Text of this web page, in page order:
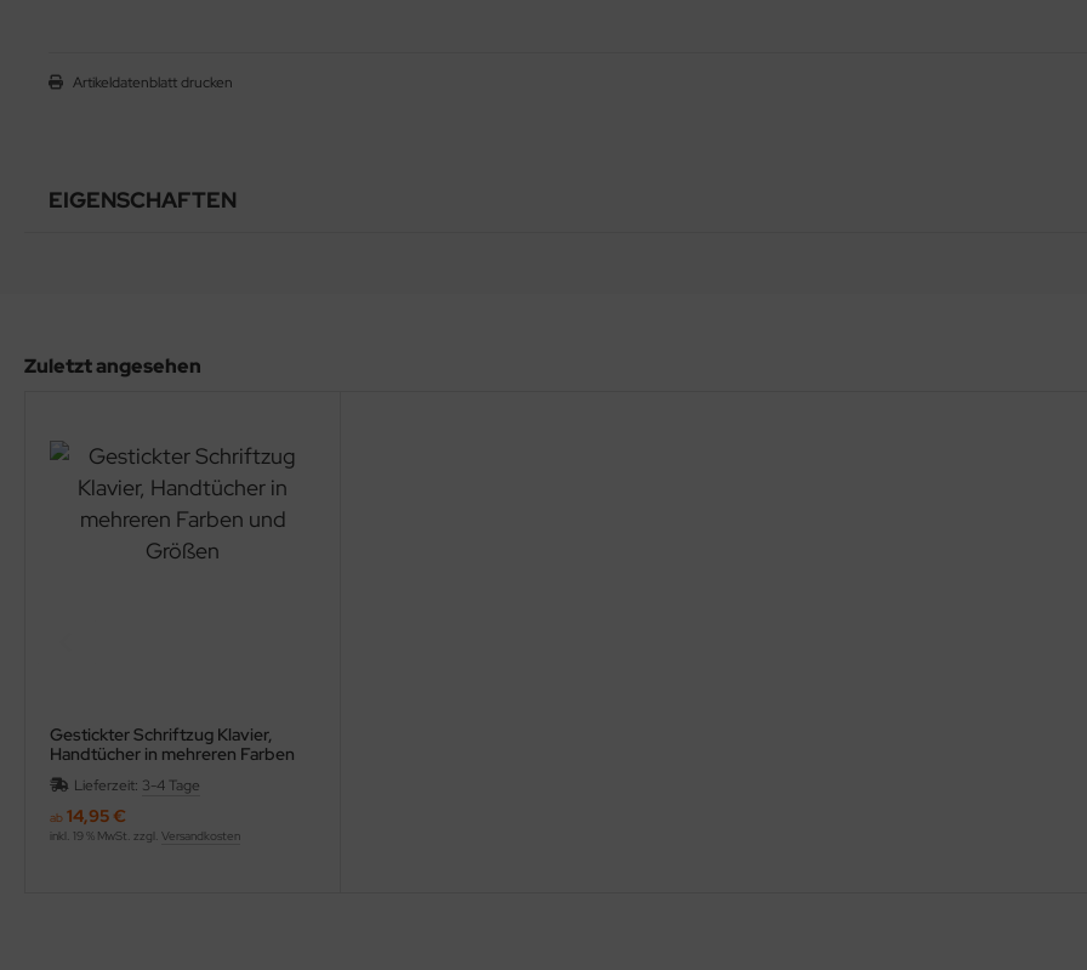
Artikeldatenblatt drucken
EIGENSCHAFTEN
Zuletzt angesehen
Gestickter Schriftzug Klavier,
Handtücher in mehreren Farben
und Größen
Lieferzeit: 3-4 Tage
ab 14,95 €
inkl. 19 % MwSt. zzgl. Versandkosten